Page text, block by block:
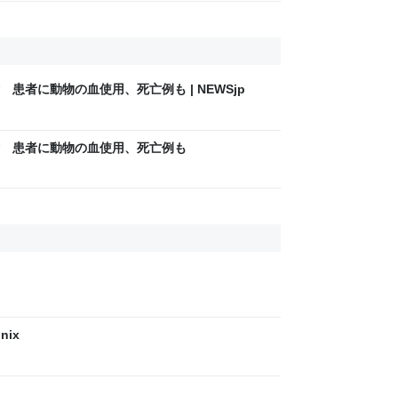
患者に動物の血使用、死亡例も | NEWSjp
患者に動物の血使用、死亡例も